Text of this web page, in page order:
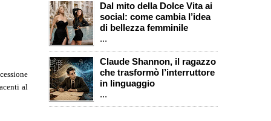
al
Dal mito della Dolce Vita ai
social: come cambia l’idea
di bellezza femminile
...
Claude Shannon, il ragazzo
che trasformò l’interruttore
in linguaggio
...